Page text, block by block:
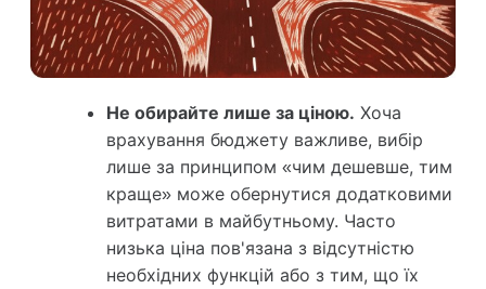
Не обирайте лише за ціною. Хоча
врахування бюджету важливе, вибір
лише за принципом «чим дешевше, тим
краще» може обернутися додатковими
витратами в майбутньому. Часто
низька ціна пов'язана з відсутністю
необхідних функцій або з тим, що їх